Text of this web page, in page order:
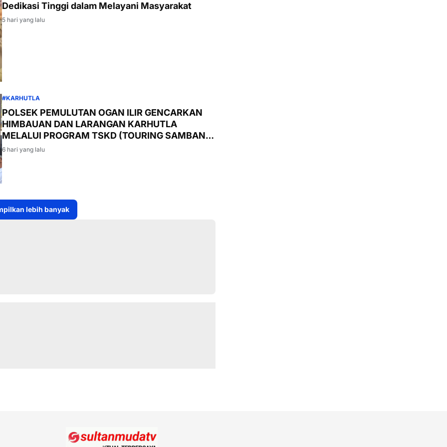
Dedikasi Tinggi dalam Melayani Masyarakat
5 hari yang lalu
#KARHUTLA
POLSEK PEMULUTAN OGAN ILIR GENCARKAN
HIMBAUAN DAN LARANGAN KARHUTLA
MELALUI PROGRAM TSKD (TOURING SAMBANG
KE DESA-DESA
6 hari yang lalu
lebih banyak